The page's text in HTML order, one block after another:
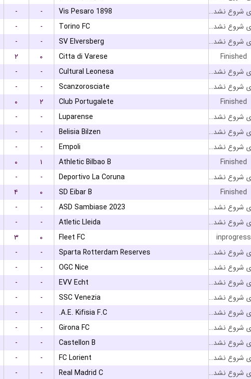
- - Vis Pesaro 1898 بازی شروع نشده است
- - Torino FC بازی شروع نشده است
- - SV Elversberg بازی شروع نشده است
۲ ۰ Citta di Varese Finished
- - Cultural Leonesa بازی شروع نشده است
- - Scanzorosciate بازی شروع نشده است
۰ ۲ Club Portugalete Finished
- - Luparense بازی شروع نشده است
- - Belisia Bilzen بازی شروع نشده است
- - Empoli بازی شروع نشده است
۰ ۱ Athletic Bilbao B Finished
- - Deportivo La Coruna بازی شروع نشده است
۴ ۰ SD Eibar B Finished
- - ASD Sambiase 2023 بازی شروع نشده است
- - Atletic Lleida بازی شروع نشده است
۳ ۰ Fleet FC inprogress
- - Sparta Rotterdam Reserves بازی شروع نشده است
- - OGC Nice بازی شروع نشده است
- - EVV Echt بازی شروع نشده است
- - SSC Venezia بازی شروع نشده است
- - A.E. Kifisia F.C. بازی شروع نشده است
- - Girona FC بازی شروع نشده است
- - Castellon B بازی شروع نشده است
- - FC Lorient بازی شروع نشده است
- - Real Madrid C بازی شروع نشده است